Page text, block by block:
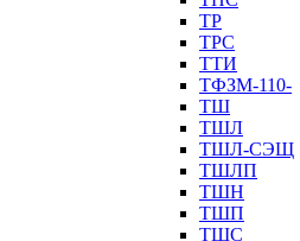
ТР
ТРС
ТТИ
ТФЗМ-110-
ТШ
ТШЛ
ТШЛ-СЭЩ
ТШЛП
ТШН
ТШП
ТШС